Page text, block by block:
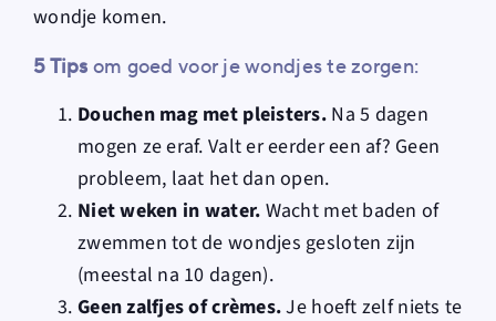
wondje komen.
5 Tips om goed voor je wondjes te zorgen:
Douchen mag met pleisters. Na 5 dagen
mogen ze eraf. Valt er eerder een af? Geen
probleem, laat het dan open.
Niet weken in water. Wacht met baden of
zwemmen tot de wondjes gesloten zijn
(meestal na 10 dagen).
Geen zalfjes of crèmes.Je hoeft zelf niets te